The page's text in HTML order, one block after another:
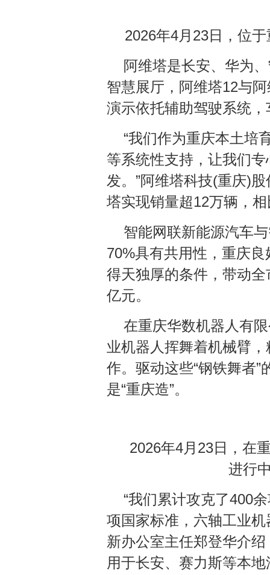
2026年4月23日，位
阿维塔是长安、华为
智慧展厅，阿维塔12与
演示依托辅助驾驶系统
“我们作为重庆本土培
等系统性支持，让我们
发。”阿维塔科技(重庆)
塔实现销量超12万辆，
智能网联新能源汽车
70%具有共用性，重庆
得天独厚的条件，带动
亿元。
在重庆华数机器人有
业机器人挥舞着机械臂
作。驱动这些“钢铁舞者
是“重庆造”。
2026年4月23日，在
进行
“我们累计攻克了400
项国家标准，六轴工业
新办公室主任郑登华介
用于长安、赛力斯等本